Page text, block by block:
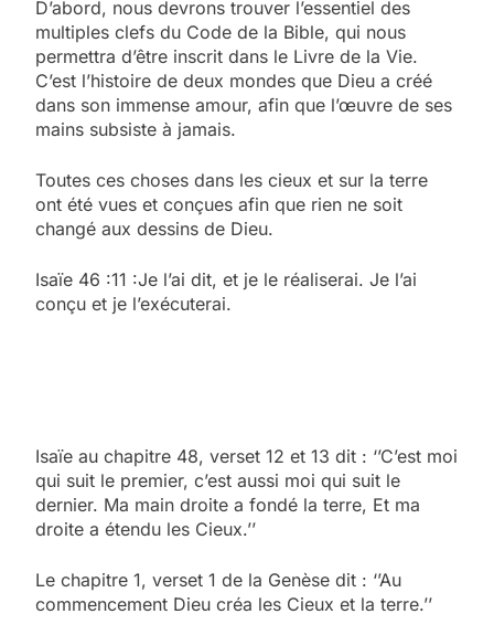
D’abord, nous devrons trouver l’essentiel des
multiples clefs du Code de la Bible, qui nous
permettra d’être inscrit dans le Livre de la Vie.
C’est l’histoire de deux mondes que Dieu a créé
dans son immense amour, afin que l’œuvre de ses
mains subsiste à jamais.
Toutes ces choses dans les cieux et sur la terre
ont été vues et conçues afin que rien ne soit
changé aux dessins de Dieu.
Isaïe 46 :11 :Je l’ai dit, et je le réaliserai. Je l’ai
conçu et je l’exécuterai.
Isaïe au chapitre 48, verset 12 et 13 dit : ‘’C’est moi
qui suit le premier, c’est aussi moi qui suit le
dernier. Ma main droite a fondé la terre, Et ma
droite a étendu les Cieux.’’
Le chapitre 1, verset 1 de la Genèse dit : ‘’Au
commencement Dieu créa les Cieux et la terre.’’